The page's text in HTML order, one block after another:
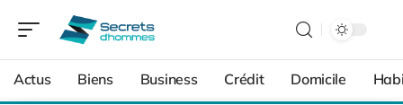
Actus Biens Business Crédit Domicile